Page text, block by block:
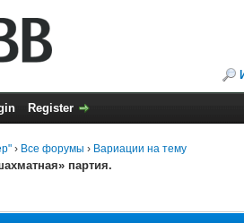
Register
› Все форумы › Вариации на тему
партия.